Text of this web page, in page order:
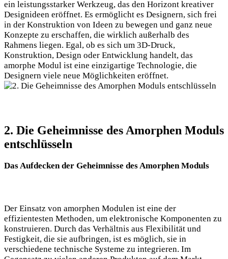
ein leistungsstarker Werkzeug, das den Horizont kreativer
Designideen eröffnet. Es ermöglicht es Designern, sich frei
in der Konstruktion von Ideen zu bewegen und ganz neue
Konzepte zu erschaffen, die wirklich außerhalb des
Rahmens liegen. Egal, ob es sich um 3D-Druck,
Konstruktion, Design oder Entwicklung handelt, das
amorphe Modul ist eine einzigartige Technologie, die
Designern viele neue Möglichkeiten eröffnet.
2. Die Geheimnisse des Amorphen Moduls
entschlüsseln
Das Aufdecken der Geheimnisse des Amorphen Moduls
Der Einsatz von amorphen Modulen ist eine der
effizientesten Methoden, um elektronische Komponenten zu
konstruieren. Durch das Verhältnis aus Flexibilität und
Festigkeit, die sie aufbringen, ist es möglich, sie in
verschiedene technische Systeme zu integrieren. Im